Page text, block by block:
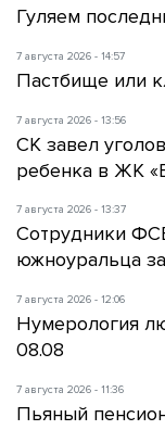
Гуляем
7 августа 2026 - 14:57
Пастбище или
7 августа 2026 - 13:56
СК завел
ребенка в ЖК
7 августа 2026 - 13:37
Сотрудники
южноуральца
7 августа 2026 - 12:06
Нумерология
08.08
7 августа 2026 - 11:36
Пьяный